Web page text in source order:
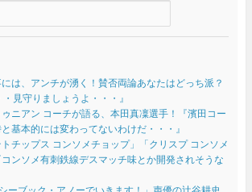
は、アンチが湧く！賛否両論あなたはどっち派？
見守りましょうよ・・・』
ニアン コーチが語る、本田真凜選手！『濱田コー
基本的には変わってないわけだ・・・』
チップス コンソメチョップ」「クリスプ コンソメ
ンソメ有刺鉄線デスマッチ味とか開発されそうな